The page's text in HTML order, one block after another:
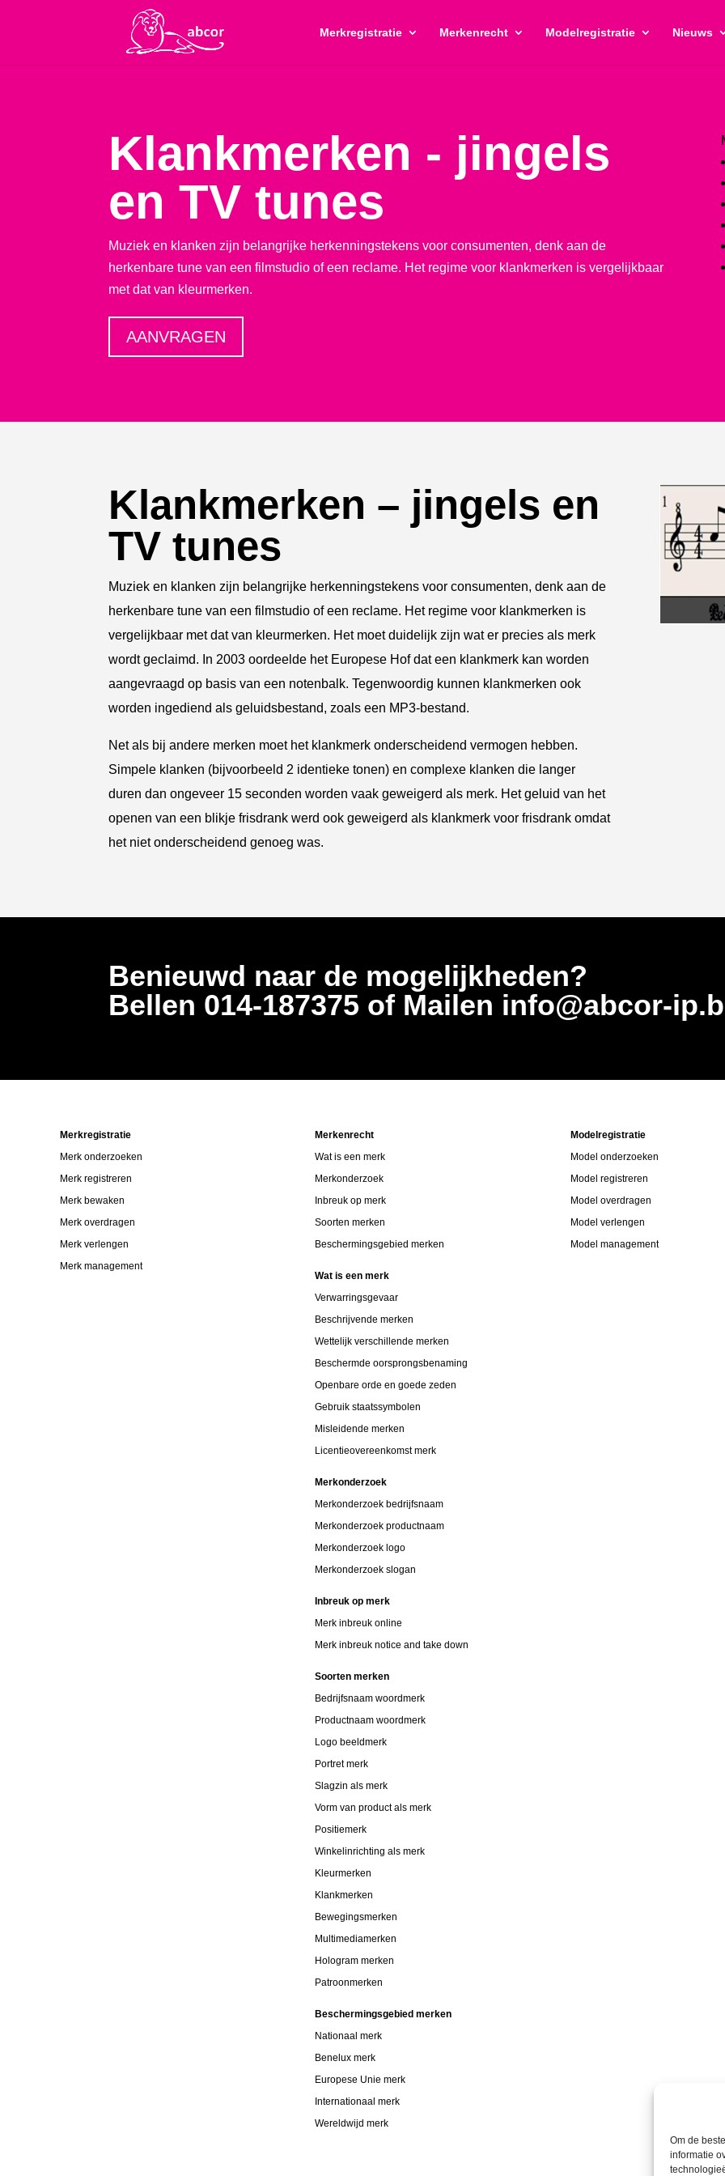
Om de
informatie
Merkregistratie Merkenrecht Modelregistratie Nieuws
Klankmerken - jingels
en TV tunes
Muziek en klanken zijn belangrijke herkenningstekens voor consumenten, denk aan de
herkenbare tune van een filmstudio of een reclame. Het regime voor klankmerken is vergelijkbaar
met dat van kleurmerken.
AANVRAGEN
Klankmerken – jingels en
TV tunes
Muziek en klanken zijn belangrijke herkenningstekens voor consumenten, denk aan de
herkenbare tune van een filmstudio of een reclame. Het regime voor klankmerken is
vergelijkbaar met dat van kleurmerken. Het moet duidelijk zijn wat er precies als merk
wordt geclaimd. In 2003 oordeelde het Europese Hof dat een klankmerk kan worden
aangevraagd op basis van een notenbalk. Tegenwoordig kunnen klankmerken ook
worden ingediend als geluidsbestand, zoals een MP3-bestand.
Net als bij andere merken moet het klankmerk onderscheidend vermogen hebben.
Simpele klanken (bijvoorbeeld 2 identieke tonen) en complexe klanken die langer
duren dan ongeveer 15 seconden worden vaak geweigerd als merk. Het geluid van het
openen van een blikje frisdrank werd ook geweigerd als klankmerk voor frisdrank omdat
het niet onderscheidend genoeg was.
Benieuwd naar de mogelijkheden?
Bellen 014-187375 of Mailen info@abcor-
Merkregistratie
Merk onderzoeken
Merk registreren
Merk bewaken
Merk overdragen
Merk verlengen
Merk management
Merkenrecht
Wat is een merk
Merkonderzoek
Inbreuk op merk
Soorten merken
Beschermingsgebied merken
Wat is een merk
Verwarringsgevaar
Beschrijvende merken
Wettelijk verschillende merken
Beschermde oorsprongsbenaming
Openbare orde en goede zeden
Gebruik staatssymbolen
Misleidende merken
Licentieovereenkomst merk
Merkonderzoek
Merkonderzoek bedrijfsnaam
Merkonderzoek productnaam
Merkonderzoek logo
Merkonderzoek slogan
Inbreuk op merk
Merk inbreuk online
Merk inbreuk notice and take down
Soorten merken
Bedrijfsnaam woordmerk
Productnaam woordmerk
Logo beeldmerk
Portret merk
Slagzin als merk
Vorm van product als merk
Positiemerk
Winkelinrichting als merk
Kleurmerken
Klankmerken
Bewegingsmerken
Multimediamerken
Hologram merken
Patroonmerken
Beschermingsgebied merken
Nationaal merk
Benelux merk
Europese Unie merk
Internationaal merk
Wereldwijd merk
Modelregistratie
Model onderzoeken
Model registreren
Model overdragen
Model verlengen
Model management